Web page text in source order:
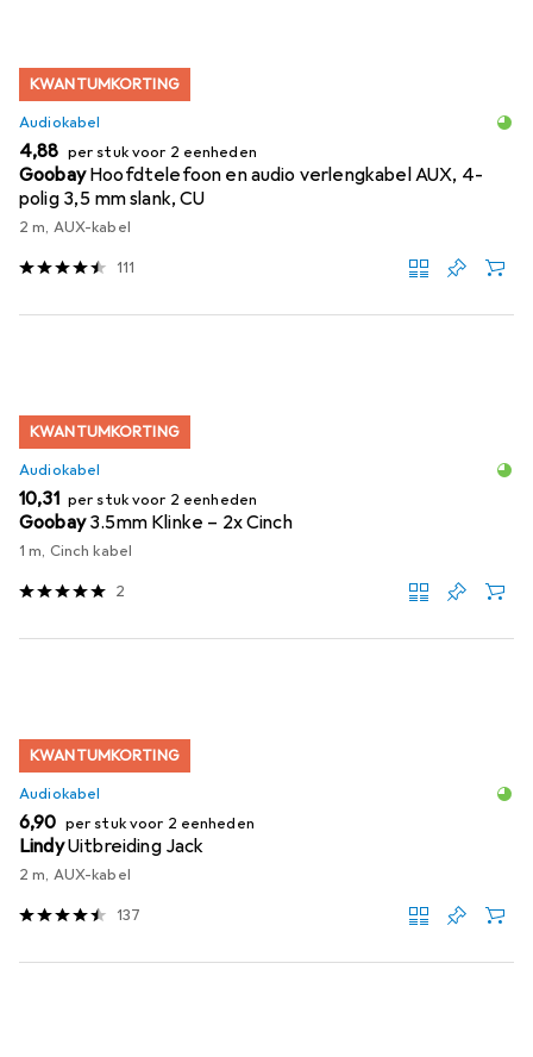
KWANTUMKORTING
Audiokabel
EUR
4,88 per stuk voor 2 eenheden
Goobay Hoofdtelefoon en audio verlengkabel AUX, 4-
polig 3,5 mm slank, CU
2 m, AUX-kabel
111
KWANTUMKORTING
Audiokabel
EUR
10,31 per stuk voor 2 eenheden
Goobay 3.5mm Klinke – 2x Cinch
1 m, Cinch kabel
2
KWANTUMKORTING
Audiokabel
EUR
6,90 per stuk voor 2 eenheden
LindyUitbreiding Jack
2 m, AUX-kabel
137